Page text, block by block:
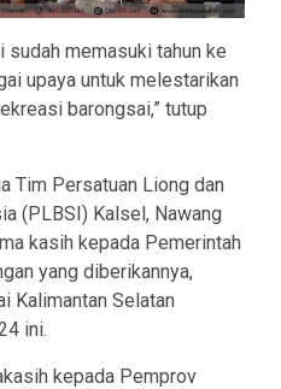
memasuki tahun ke
upaya untuk melestarikan
barongsai,” tutup
Tim Persatuan Liong dan
(PLBSI) Kalsel, Nawang
kasih kepada Pemerintah
yang diberikannya,
Kalimantan Selatan
ini.
kepada Pemprov